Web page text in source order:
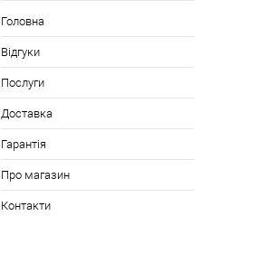
Головна
Відгуки
Послуги
Доставка
Гарантія
Про магазин
Контакти